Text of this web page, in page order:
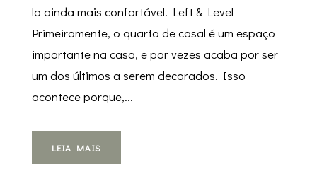
lo ainda mais confortável. Left & Level
Primeiramente, o quarto de casal é um espaço
importante na casa, e por vezes acaba por ser
um dos últimos a serem decorados. Isso
acontece porque,...
LEIA MAIS